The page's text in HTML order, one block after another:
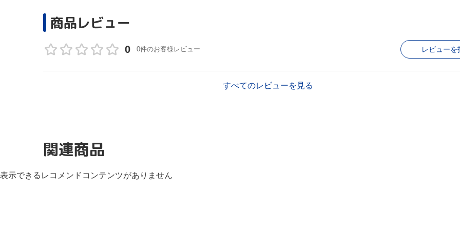
商品レビュー
0 0件のお客様レビュー レビューを
すべてのレビューを見る
関連商品
表示できるレコメンドコンテンツがありません